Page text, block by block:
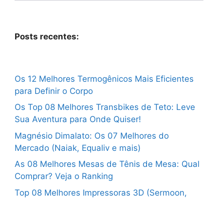
Posts recentes:
Os 12 Melhores Termogênicos Mais Eficientes
para Definir o Corpo
Os Top 08 Melhores Transbikes de Teto: Leve
Sua Aventura para Onde Quiser!
Magnésio Dimalato: Os 07 Melhores do
Mercado (Naiak, Equaliv e mais)
As 08 Melhores Mesas de Tênis de Mesa: Qual
Comprar? Veja o Ranking
Top 08 Melhores Impressoras 3D (Sermoon,